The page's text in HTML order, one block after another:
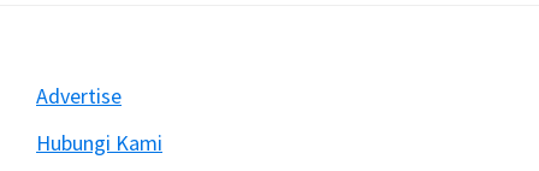
Mendadak
Footer
Advertise
Hubungi Kami